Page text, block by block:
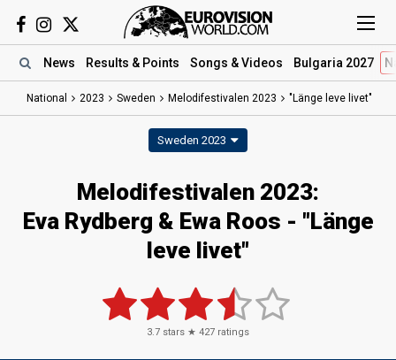
News Results & Points Songs & Videos Bulgaria 2027
National 2023 Sweden Melodifestivalen 2023 "Länge leve livet"
Sweden 2023
Melodifestivalen 2023:
Eva Rydberg & Ewa Roos - "Länge
leve livet"
3.7 stars ★ 427 ratings